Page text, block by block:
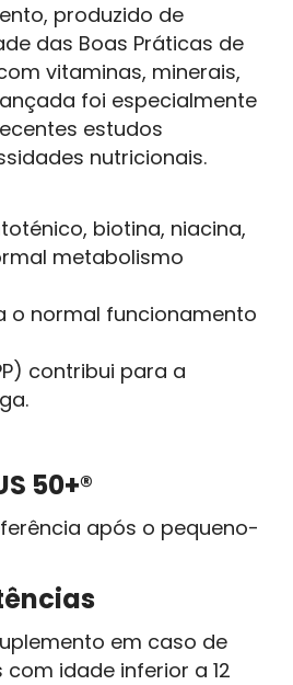
produzido de
das Boas Práticas de
vitaminas, minerais,
foi especialmente
estudos
nutricionais.
biotina, niacina,
metabolismo
o normal funcionamento
contribui para a
50+®
após o pequeno-
em caso de
idade inferior a 12